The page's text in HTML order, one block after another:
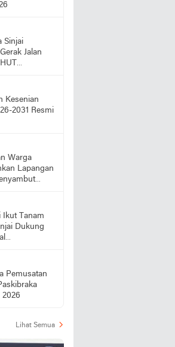
Sinjai
Jalan
Kesenian
2031 Resmi
Warga
Lapangan
Ikut Tanam
Dukung
Pemusatan
2026
Lihat Semua